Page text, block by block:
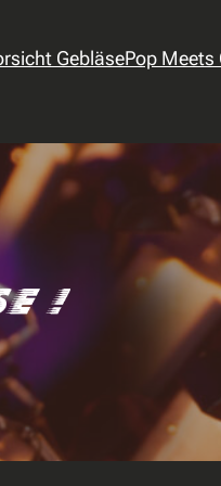
GebläsePop Meets